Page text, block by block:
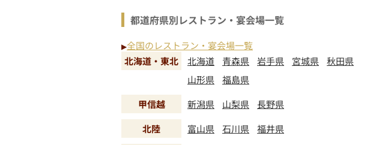
都道府県別レストラン・宴会場一覧
▶全国のレストラン・宴会場一覧
北海道・東北
北海道 青森県 岩手県 宮城県
秋田県
山形県
福島県
甲信越
新潟県 山梨県
長野県
北陸
富山県 石川県
福井県